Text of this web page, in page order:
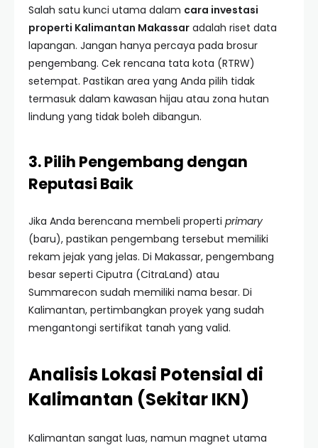
Salah satu kunci utama dalam cara investasi
properti Kalimantan Makassar adalah riset data
lapangan. Jangan hanya percaya pada brosur
pengembang. Cek rencana tata kota (RTRW)
setempat. Pastikan area yang Anda pilih tidak
termasuk dalam kawasan hijau atau zona hutan
lindung yang tidak boleh dibangun.
3. Pilih Pengembang dengan
Reputasi Baik
Jika Anda berencana membeli properti primary
(baru), pastikan pengembang tersebut memiliki
rekam jejak yang jelas. Di Makassar, pengembang
besar seperti Ciputra (CitraLand) atau
Summarecon sudah memiliki nama besar. Di
Kalimantan, pertimbangkan proyek yang sudah
mengantongi sertifikat tanah yang valid.
Analisis Lokasi Potensial di
Kalimantan (Sekitar IKN)
Kalimantan sangat luas, namun magnet utama